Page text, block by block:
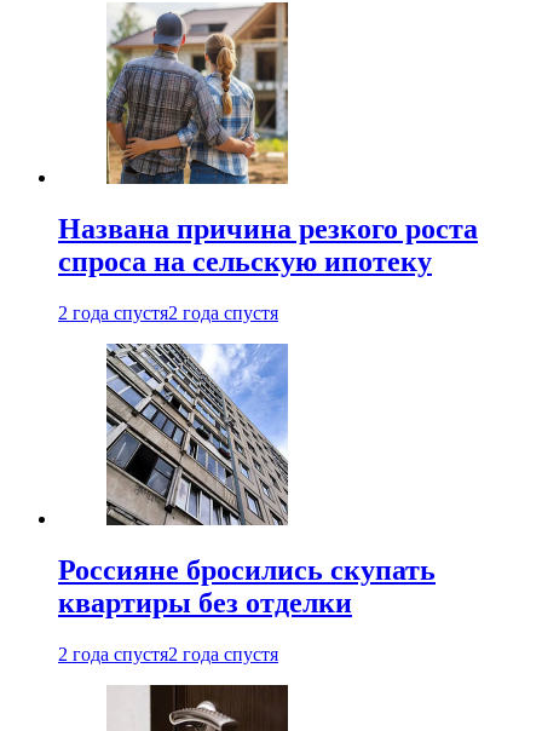
Названа причина резкого роста
спроса на сельскую ипотеку
2 года спустя2 года спустя
Россияне бросились скупать
квартиры без отделки
2 года спустя2 года спустя